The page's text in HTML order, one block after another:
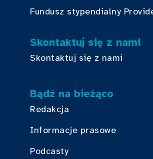
Fundusz stypendialny
Skontaktuj się z nami
Skontaktuj się z nami
Bądź na bieżąco
Redakcja
Informacje prasowe
Podcasty